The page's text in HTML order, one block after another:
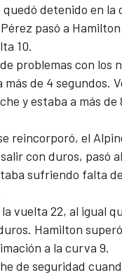
detenido en
pasó a
10.
problemas con los
de 4 segundos.
y estaba a más
reincorporó, el
con duros, pasó al
sufriendo falta
vuelta 22, al igual
Hamilton
a la curva 9.
de seguridad